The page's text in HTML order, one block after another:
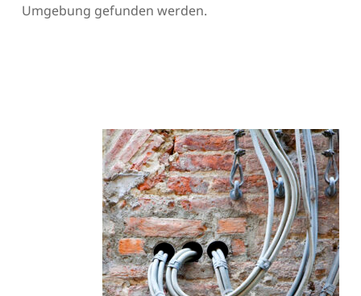
Umgebung gefunden werden.